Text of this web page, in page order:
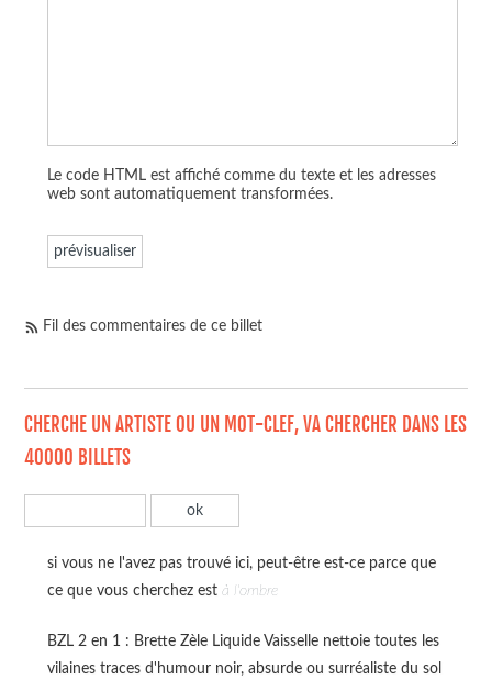
Le code HTML est affiché comme du texte et les adresses
web sont automatiquement transformées.
Fil des commentaires de ce billet
CHERCHE UN ARTISTE OU UN MOT-CLEF, VA CHERCHER DANS LES
40000 BILLETS
si vous ne l'avez pas trouvé ici, peut-être est-ce parce que
ce que vous cherchez est à l'ombre
BZL 2 en 1 : Brette Zèle Liquide Vaisselle nettoie toutes les
vilaines traces d'humour noir, absurde ou surréaliste du sol